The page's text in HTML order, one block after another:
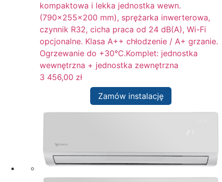
kompaktowa i lekka jednostka wewn.
(790x255x200 mm), sprężarka inwerterowa,
czynnik R32, cicha praca od 24 dB(A), Wi-Fi
opcjonalne. Klasa A++ chłodzenie / A+ grzanie.
Ogrzewanie do +30°C.Komplet: jednostka
wewnętrzna + jednostka zewnętrzna
3 456,00 zł
Zamów instalację